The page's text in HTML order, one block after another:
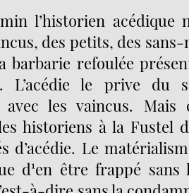
l’historien acédique
des petits, des
barbarie refoulée
L’acédie le prive du
avec les vaincus.
historiens à la Fustel
d’acédie. Le
d¹en être frappé sans